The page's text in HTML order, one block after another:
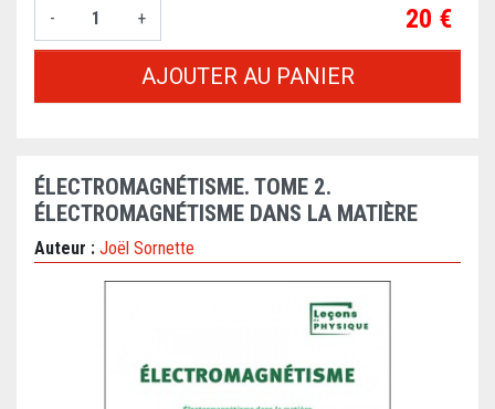
-
+ Prix
20 €
AJOUTER AU PANIER
ÉLECTROMAGNÉTISME. TOME 2.
ÉLECTROMAGNÉTISME DANS LA MATIÈRE
Auteur : Joël Sornette